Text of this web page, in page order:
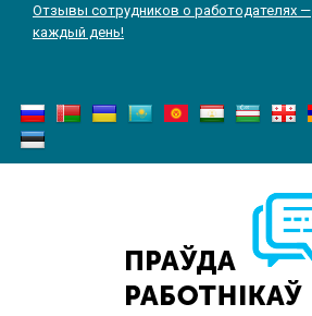
Отзывы сотрудников о работодателях —
каждый день!